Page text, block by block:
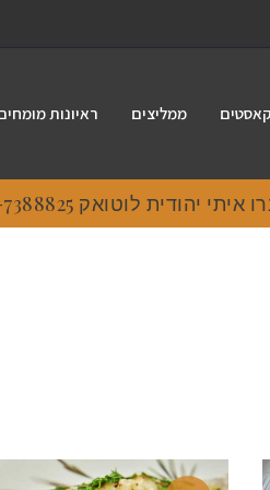
ממליצים ראיונות
לוטואק 054-7388825